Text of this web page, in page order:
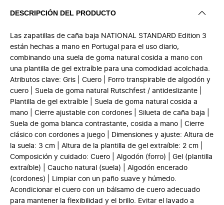
DESCRIPCIÓN DEL PRODUCTO
Las zapatillas de caña baja NATIONAL STANDARD Edition 3
están hechas a mano en Portugal para el uso diario,
combinando una suela de goma natural cosida a mano con
una plantilla de gel extraíble para una comodidad acolchada.
Atributos clave: Gris | Cuero | Forro transpirable de algodón y
cuero | Suela de goma natural Rutschfest / antideslizante |
Plantilla de gel extraíble | Suela de goma natural cosida a
mano | Cierre ajustable con cordones | Silueta de caña baja |
Suela de goma blanca contrastante, cosida a mano | Cierre
clásico con cordones a juego | Dimensiones y ajuste: Altura de
la suela: 3 cm | Altura de la plantilla de gel extraíble: 2 cm |
Composición y cuidado: Cuero | Algodón (forro) | Gel (plantilla
extraíble) | Caucho natural (suela) | Algodón encerado
(cordones) | Limpiar con un paño suave y húmedo.
Acondicionar el cuero con un bálsamo de cuero adecuado
para mantener la flexibilidad y el brillo. Evitar el lavado a